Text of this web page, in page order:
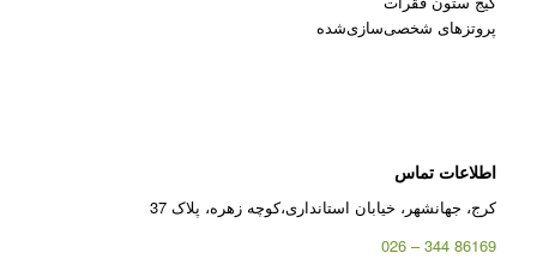
پروتزهای شخصی‌سازی‌شده
اطلاعات تماس
کرج، جهانشهر، خیابان استانداری،کوچه زهره، پلاک 37
86169 344 – 026